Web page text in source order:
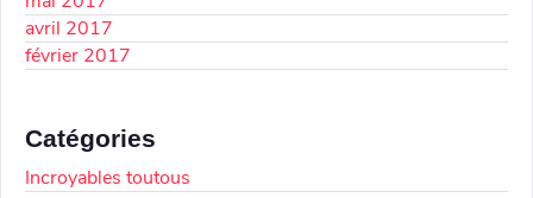
avril 2017
février 2017
Catégories
Incroyables toutous